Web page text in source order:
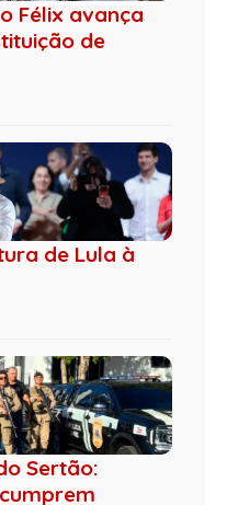
Félix avança
de
de Lula à
Sertão: